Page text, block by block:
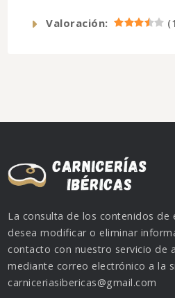
Valoración: (
La consulta de los contenidos de
desea modificar o eliminar
contacto con nuestro servicio de
mediante correo electrónico a la
carniceriasibericas@gmail.com